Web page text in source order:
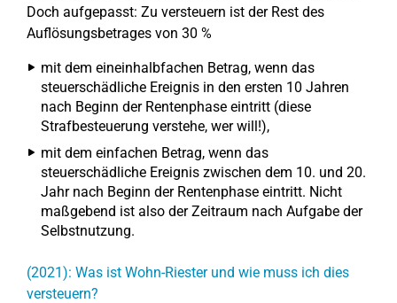
Doch aufgepasst: Zu versteuern ist der Rest des
Auflösungsbetrages von 30 %
mit dem eineinhalbfachen Betrag, wenn das
steuerschädliche Ereignis in den ersten 10 Jahren
nach Beginn der Rentenphase eintritt (diese
Strafbesteuerung verstehe, wer will!),
mit dem einfachen Betrag, wenn das
steuerschädliche Ereignis zwischen dem 10. und 20.
Jahr nach Beginn der Rentenphase eintritt. Nicht
maßgebend ist also der Zeitraum nach Aufgabe der
Selbstnutzung.
(2021): Was ist Wohn-Riester und wie muss ich dies
versteuern?